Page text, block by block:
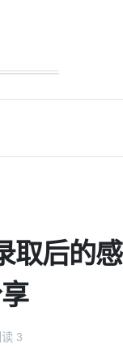
取后的感
3